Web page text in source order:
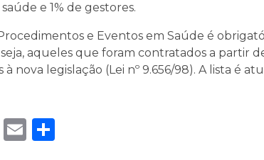
e 1% de gestores.
e Eventos em Saúde é
aqueles que foram contratados a partir
à nova legislação (Lei nº 9.656/98). A lista é
Twitter
Email